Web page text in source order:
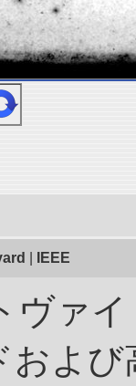
IEEE
ヴァ
およ